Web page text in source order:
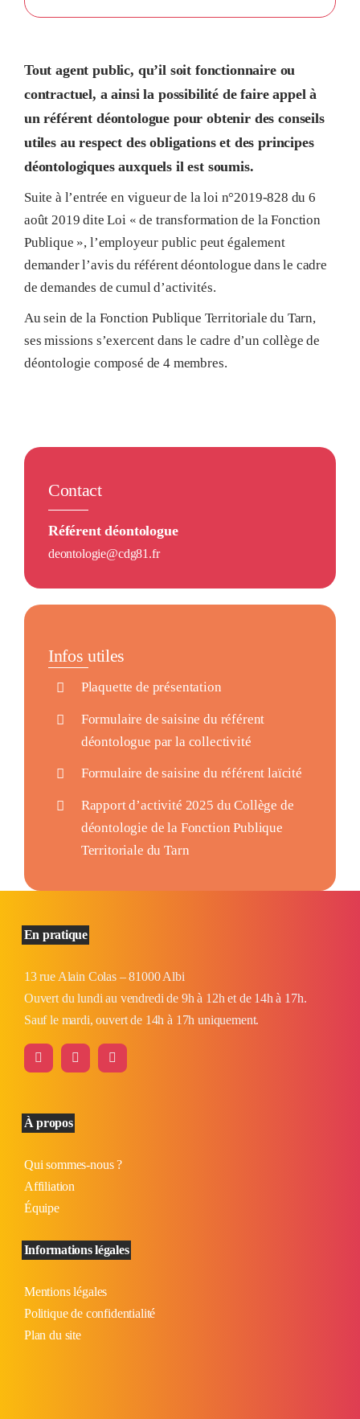
Tout agent public, qu’il soit fonctionnaire ou
contractuel, a ainsi la possibilité de faire appel à
un référent déontologue pour obtenir des conseils
utiles au respect des obligations et des principes
déontologiques auxquels il est soumis.
Suite à l’entrée en vigueur de la loi n°2019-828 du 6
août 2019 dite Loi « de transformation de la Fonction
Publique », l’employeur public peut également
demander l’avis du référent déontologue dans le cadre
de demandes de cumul d’activités.
Au sein de la Fonction Publique Territoriale du Tarn,
ses missions s’exercent dans le cadre d’un collège de
déontologie composé de 4 membres.
Contact
Référent déontologue
deontologie@cdg81.fr
Infos utiles
Plaquette de présentation
Formulaire de saisine du référent
déontologue par la collectivité
Formulaire de saisine du référent laïcité
Rapport d’activité 2025 du Collège de
déontologie de la Fonction Publique
Territoriale du Tarn
En pratique
13 rue Alain Colas – 81000 Albi
Ouvert du lundi au vendredi de 9h à 12h et de 14h à 17h.
Sauf le mardi, ouvert de 14h à 17h uniquement.
À propos
Qui sommes-nous ?
Affiliation
Équipe
Informations légales
Mentions légales
Politique de confidentialité
Plan du site